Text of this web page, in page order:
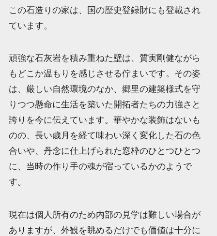
この石造りの家は、国の歴史登録財にも登載され
ています。
頑強な石灰岩を積み重ねた壁は、質実剛健ながら
もどこか温もりを感じさせる佇まいです。その姿
は、厳しい自然環境のなか、郷里の建築様式を守
りつつ懸命に生活を築いた開拓者たちの力強さと
誇りを今に伝えています。華やかな装飾はないも
のの、長い歳月を経て味わい深く変化した石の色
合いや、丹念に仕上げられた窓枠のひとつひとつ
に、当時の作り手の魂が宿っているかのようで
す。
現在は個人所有のため内部の見学は難しい場合が
ありますが、外観を眺めるだけでも価値は十分に